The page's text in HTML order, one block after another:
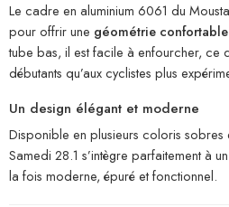
Le cadre en aluminium 6061 du
pour offrir une géométrie
tube bas, il est facile à enfourcher, ce
débutants qu’aux cyclistes plus
Un design élégant et moderne
Disponible en plusieurs coloris sobres
Samedi 28.1 s’intègre parfaitement à
la fois moderne, épuré et fonctionnel.